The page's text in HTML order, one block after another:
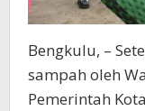
Bengkulu, –
sampah oleh
Pemerintah